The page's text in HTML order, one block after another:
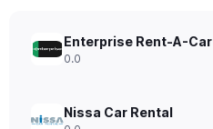
Enterprise Rent-A-Car
0.0
Nissa Car Rental